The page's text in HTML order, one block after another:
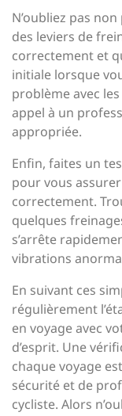
N’oubliez pas
des leviers de
correctement et
initiale lorsque
problème avec
appel à un
appropriée.
Enfin, faites un
pour vous
correctement.
quelques
s’arrête
vibrations
En suivant ces
régulièrement
en voyage avec
d’esprit. Une
chaque voyage
sécurité et de
cycliste. Alors